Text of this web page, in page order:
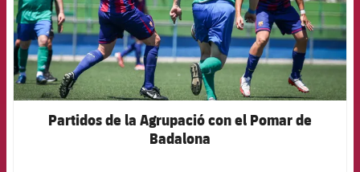
Partidos de la Agrupació con el Pomar de
Badalona